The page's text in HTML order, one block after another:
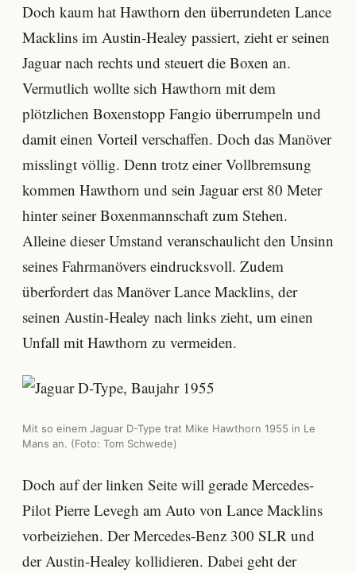
Doch kaum hat Hawthorn den überrundeten Lance
Macklins im Austin-Healey passiert, zieht er seinen
Jaguar nach rechts und steuert die Boxen an.
Vermutlich wollte sich Hawthorn mit dem
plötzlichen Boxenstopp Fangio überrumpeln und
damit einen Vorteil verschaffen. Doch das Manöver
misslingt völlig. Denn trotz einer Vollbremsung
kommen Hawthorn und sein Jaguar erst 80 Meter
hinter seiner Boxenmannschaft zum Stehen.
Alleine dieser Umstand veranschaulicht den Unsinn
seines Fahrmanövers eindrucksvoll. Zudem
überfordert das Manöver Lance Macklins, der
seinen Austin-Healey nach links zieht, um einen
Unfall mit Hawthorn zu vermeiden.
Mit so einem Jaguar D-Type trat Mike Hawthorn 1955 in Le
Mans an. (Foto: Tom Schwede)
Doch auf der linken Seite will gerade Mercedes-
Pilot Pierre Levegh am Auto von Lance Macklins
vorbeiziehen. Der Mercedes-Benz 300 SLR und
der Austin-Healey kollidieren. Dabei geht der